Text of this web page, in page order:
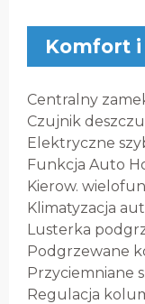
Komfort
Centralny
Czujnik deszczu
Elektryczne
Funkcja Auto
Kierow.
Klimatyzacja
Lusterka
Podgrzewane
Przyciemniane
Regulacja